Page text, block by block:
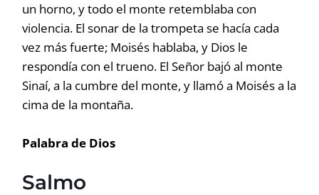
un horno, y todo el monte retemblaba con
violencia. El sonar de la trompeta se hacía cada
vez más fuerte; Moisés hablaba, y Dios le
respondía con el trueno. El Señor bajó al monte
Sinaí, a la cumbre del monte, y llamó a Moisés a la
cima de la montaña.
Palabra de Dios
Salmo